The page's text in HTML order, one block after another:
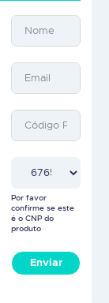
Por favor
confirme se este
é o CNP do
produto
Enviar